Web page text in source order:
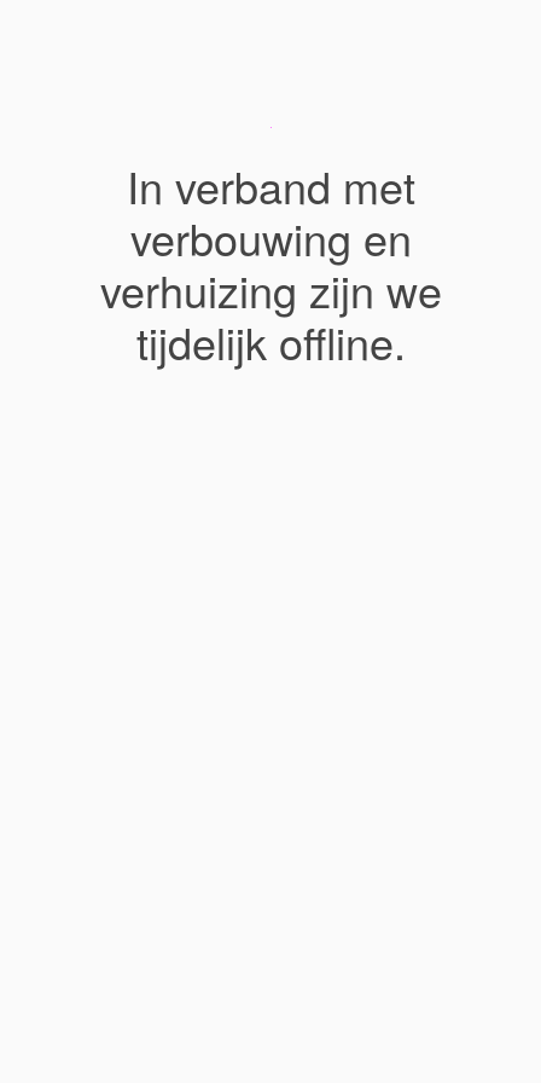
In verband met
verbouwing en
verhuizing zijn we
tijdelijk offline.